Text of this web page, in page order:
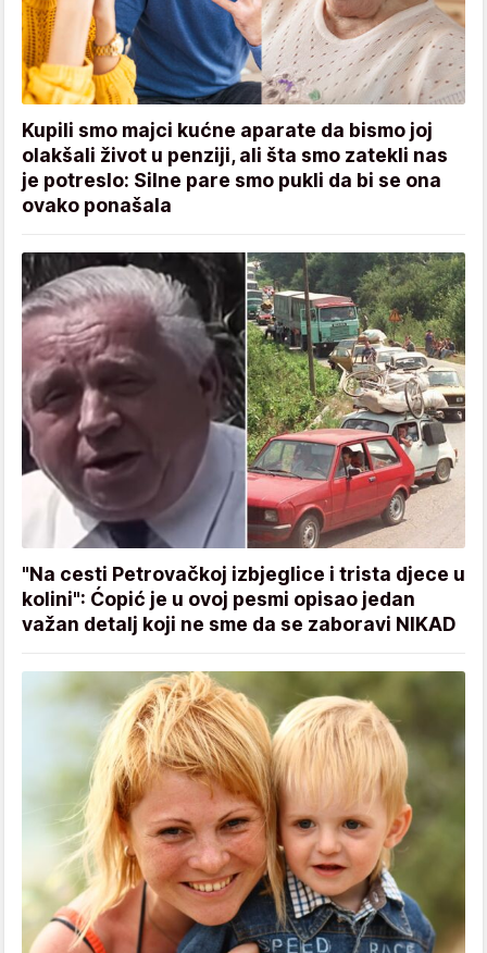
Kupili smo majci kućne aparate da bismo joj
olakšali život u penziji, ali šta smo zatekli nas
je potreslo: Silne pare smo pukli da bi se ona
ovako ponašala
"Na cesti Petrovačkoj izbjeglice i trista djece u
kolini": Ćopić je u ovoj pesmi opisao jedan
važan detalj koji ne sme da se zaboravi NIKAD